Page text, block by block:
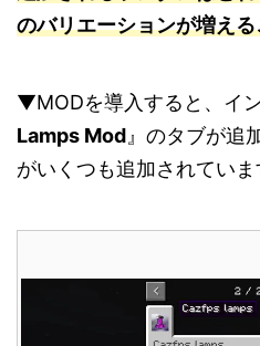
のバリエーションが増え
▼MODを導入すると、イ
Lamps Mod 』のタブが追
がいくつも追加されていま